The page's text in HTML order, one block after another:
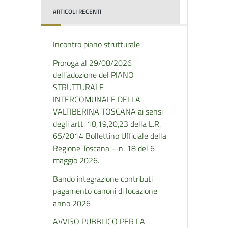
ARTICOLI RECENTI
Incontro piano strutturale
Proroga al 29/08/2026
dell’adozione del PIANO
STRUTTURALE
INTERCOMUNALE DELLA
VALTIBERINA TOSCANA ai sensi
degli artt. 18,19,20,23 della L.R.
65/2014 Bollettino Ufficiale della
Regione Toscana – n. 18 del 6
maggio 2026.
Bando integrazione contributi
pagamento canoni di locazione
anno 2026
AVVISO PUBBLICO PER LA